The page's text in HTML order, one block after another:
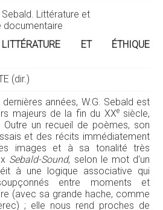
ET ÉTHIQUE
(dir.)
années, W.G. Sebald est
majeurs de la fin du XXesiècle,
Outre un recueil de poèmes, son
et des récits immédiatement
images et à sa tonalité très
Sebald-Sound, selon le mot d'un
à une logique associative qui
entre moments et
(avec sa grande hache, comme
; elle nous rend proches de